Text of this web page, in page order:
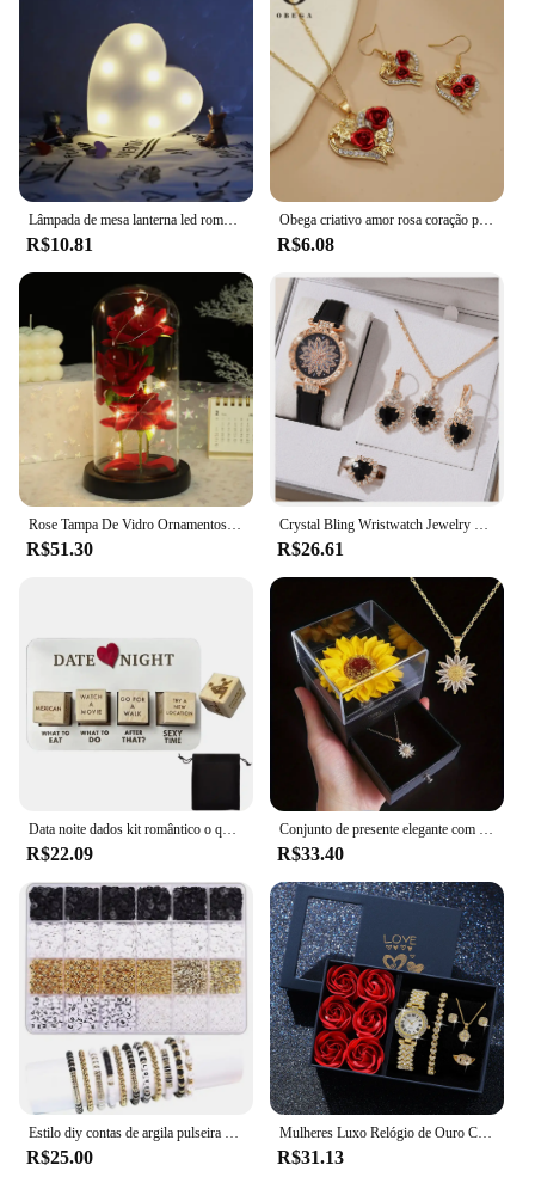
R$10.81
Obega criativo amor rosa coração pingente colar para mulheres requintado zircão para sempre colar romântico dia dos namorados jóias
R$6.08
R$51.30 R$26.61
R$22.09 R$33.40
Estilo diy contas de argila pulseira fazendo kit amizade carta dourada contas kit para fazer jóias feminino adolescente meninas presente aniversário
R$25.00
Mulheres Luxo Relógio de Ouro Conjunto de pulseiras e colares, Relógio de pulso quartzo de diamante feminino, Dia dos Namorados, Presente do Dia das Mães, Fashion, 6 peças
R$31.13